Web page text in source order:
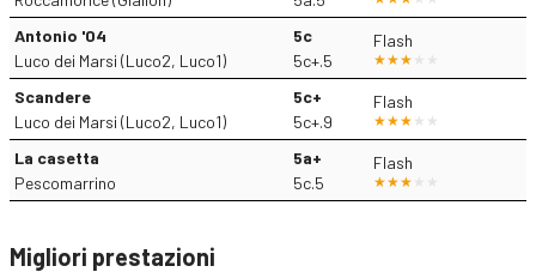
Antonio '04
Luco dei Marsi (Luco2, Luco1)
5c
5c+.5
Flash
Scandere
Luco dei Marsi (Luco2, Luco1)
5c+
5c+.9
Flash
La casetta
Pescomarrino
5a+
5c.5
Flash
Migliori prestazioni